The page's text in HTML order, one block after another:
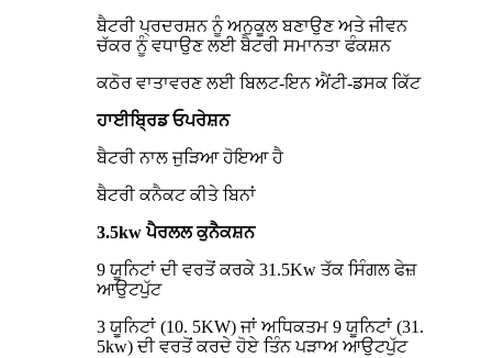
ਬੈਟਰੀ ਪ੍ਰਦਰਸ਼ਨ ਨੂੰ ਅਨੁਕੂਲ ਬਣਾਉਣ ਅਤੇ ਜੀਵਨ
ਚੱਕਰ ਨੂੰ ਵਧਾਉਣ ਲਈ ਬੈਟਰੀ ਸਮਾਨਤਾ ਫੰਕਸ਼ਨ
ਕਠੋਰ ਵਾਤਾਵਰਣ ਲਈ ਬਿਲਟ-ਇਨ ਐਂਟੀ-ਡਸਕ ਕਿੱਟ
ਹਾਈਬ੍ਰਿਡ ਓਪਰੇਸ਼ਨ
ਬੈਟਰੀ ਨਾਲ ਜੁੜਿਆ ਹੋਇਆ ਹੈ
ਬੈਟਰੀ ਕਨੈਕਟ ਕੀਤੇ ਬਿਨਾਂ
3.5kw ਪੈਰਲਲ ਕੁਨੈਕਸ਼ਨ
9 ਯੂਨਿਟਾਂ ਦੀ ਵਰਤੋਂ ਕਰਕੇ 31.5Kw ਤੱਕ ਸਿੰਗਲ ਫੇਜ਼
ਆਉਟਪੁੱਟ
3 ਯੂਨਿਟਾਂ (10. 5KW) ਜਾਂ ਅਧਿਕਤਮ 9 ਯੂਨਿਟਾਂ (31.
5kw) ਦੀ ਵਰਤੋਂ ਕਰਦੇ ਹੋਏ ਤਿੰਨ ਪੜਾਅ ਆਉਟਪੁੱਟ